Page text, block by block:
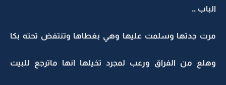
الباب ..
مرت جدتها وسلمت عليها وهي بغطاها وتنتفض تحته بكا
وهلع من الفراق ورعب لمجرد تخيلها انها ماترجع للبيت